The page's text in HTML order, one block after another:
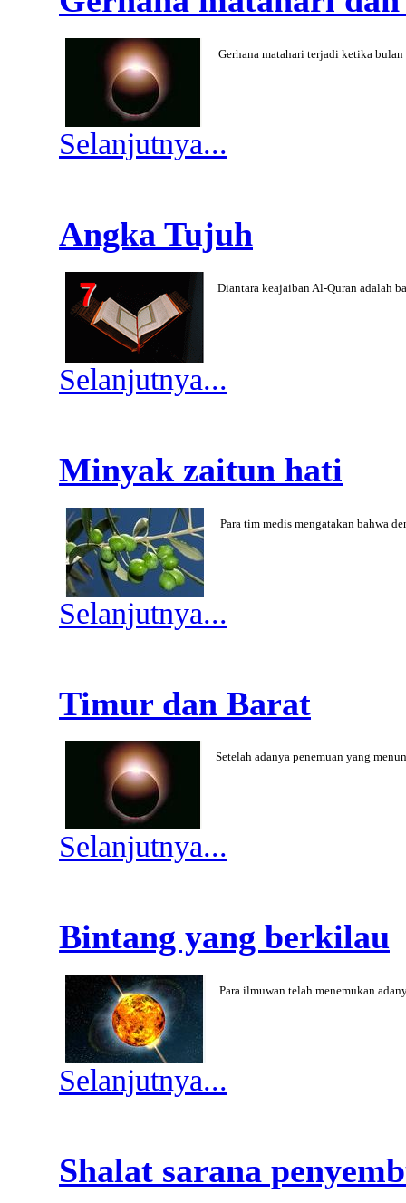
Gerhana matahari terjadi ketika
Selanjutnya...
Angka Tujuh
Diantara keajaiban Al-Quran adalah
Selanjutnya...
Minyak zaitun hati
Para tim medis mengatakan bahwa
Selanjutnya...
Timur dan Barat
Setelah adanya penemuan yang
Selanjutnya...
Bintang yang berkilau
Para ilmuwan telah menemukan
Selanjutnya...
Shalat sarana